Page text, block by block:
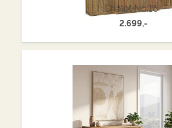
Chalet No.18
2.699,-